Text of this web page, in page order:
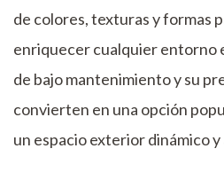
de colores, texturas y formas
enriquecer cualquier entorno
de bajo mantenimiento y su
convierten en una opción
un espacio exterior dinámico